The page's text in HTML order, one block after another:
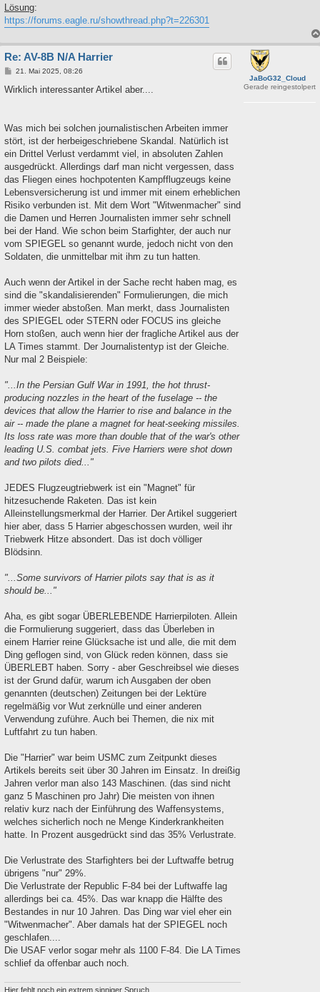
a
g
Lösung:
https://forums.eagle.ru/showthread.php?t=226301
JaBoG32_Cloud
Gerade reingestolpert
Re: AV-8B N/A Harrier
B
i
21. Mai 2025, 08:26
Wirklich interessanter Artikel aber....
Was mich bei solchen journalistischen Arbeiten immer
stört, ist der herbeigeschriebene Skandal. Natürlich ist
ein Drittel Verlust verdammt viel, in absoluten Zahlen
ausgedrückt. Allerdings darf man nicht vergessen, dass
das Fliegen eines hochpotenten Kampfflugzeugs keine
Lebensversicherung ist und immer mit einem erheblichen
Risiko verbunden ist. Mit dem Wort "Witwenmacher" sind
die Damen und Herren Journalisten immer sehr schnell
bei der Hand. Wie schon beim Starfighter, der auch nur
vom SPIEGEL so genannt wurde, jedoch nicht von den
Soldaten, die unmittelbar mit ihm zu tun hatten.
Auch wenn der Artikel in der Sache recht haben mag, es
sind die "skandalisierenden" Formulierungen, die mich
immer wieder abstoßen. Man merkt, dass Journalisten
des SPIEGEL oder STERN oder FOCUS ins gleiche
Horn stoßen, auch wenn hier der fragliche Artikel aus der
LA Times stammt. Der Journalistentyp ist der Gleiche.
Nur mal 2 Beispiele:
"...In the Persian Gulf War in 1991, the hot thrust-
producing nozzles in the heart of the fuselage -- the
devices that allow the Harrier to rise and balance in the
air -- made the plane a magnet for heat-seeking missiles.
Its loss rate was more than double that of the war's other
leading U.S. combat jets. Five Harriers were shot down
and two pilots died..."
JEDES Flugzeugtriebwerk ist ein "Magnet" für
hitzesuchende Raketen. Das ist kein
Alleinstellungsmerkmal der Harrier. Der Artikel suggeriert
hier aber, dass 5 Harrier abgeschossen wurden, weil ihr
Triebwerk Hitze absondert. Das ist doch völliger
Blödsinn.
"...Some survivors of Harrier pilots say that is as it
should be..."
Aha, es gibt sogar ÜBERLEBENDE Harrierpiloten. Allein
die Formulierung suggeriert, dass das Überleben in
einem Harrier reine Glücksache ist und alle, die mit dem
Ding geflogen sind, von Glück reden können, dass sie
ÜBERLEBT haben. Sorry - aber Geschreibsel wie dieses
ist der Grund dafür, warum ich Ausgaben der oben
genannten (deutschen) Zeitungen bei der Lektüre
regelmäßig vor Wut zerknülle und einer anderen
Verwendung zuführe. Auch bei Themen, die nix mit
Luftfahrt zu tun haben.
Die "Harrier" war beim USMC zum Zeitpunkt dieses
Artikels bereits seit über 30 Jahren im Einsatz. In dreißig
Jahren verlor man also 143 Maschinen. (das sind nicht
ganz 5 Maschinen pro Jahr) Die meisten von ihnen
relativ kurz nach der Einführung des Waffensystems,
welches sicherlich noch ne Menge Kinderkrankheiten
hatte. In Prozent ausgedrückt sind das 35% Verlustrate.
Die Verlustrate des Starfighters bei der Luftwaffe betrug
übrigens "nur" 29%.
Die Verlustrate der Republic F-84 bei der Luftwaffe lag
allerdings bei ca. 45%. Das war knapp die Hälfte des
Bestandes in nur 10 Jahren. Das Ding war viel eher ein
"Witwenmacher". Aber damals hat der SPIEGEL noch
geschlafen....
Die USAF verlor sogar mehr als 1100 F-84. Die LA Times
schlief da offenbar auch noch.
Hier fehlt noch ein extrem sinniger Spruch.....